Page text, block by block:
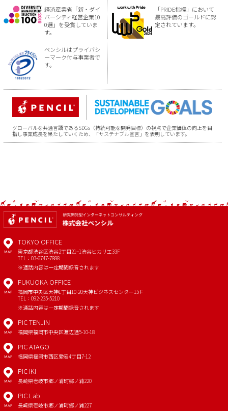
経済産業省「新・ダイ
バーシティ経営企業10
0選」を受賞していま
す。
「PRIDE指標」において
最高評価のゴールドに認
定されています。
ペンシルはプライバシ
ーマーク付与事業者で
す。
グローバルな共通言語であるSDGs（持続可能な開発目標）の視点で企業価値の向上を目
指し事業成長を果たしていくため、「サステナブル宣言」を表明しています。
MAP
TOKYO OFFICE
東京都渋谷区渋谷2丁目21−1渋谷ヒカリエ33F
TEL：03-6747-7888
※通話内容は一定期間録音されます
MAP
FUKUOKA OFFICE
福岡市中央区天神1丁目10-20天神ビジネスセンター15Ｆ
TEL：092-235-5210
※通話内容は一定期間録音されます
MAP
PIC TENJIN
福岡県福岡市中央区渡辺通5-10-18
MAP
PIC ATAGO
福岡県福岡市西区愛宕4丁目7-12
MAP
PIC IKI
長崎県壱岐市郷ノ浦町郷ノ浦220
PIC Lab.
長崎県壱岐市郷ノ浦町郷ノ浦227